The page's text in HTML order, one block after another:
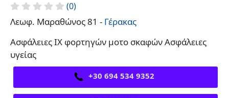
(0)
Λεωφ. Μαραθώνος 81 - Γέρακας
Ασφάλειες ΙΧ φορτηγών μοτο σκαφών Ασφάλειες
υγείας
+30 694 534 9352